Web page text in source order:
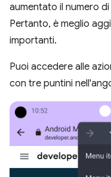
aumentato il numero
Pertanto, è meglio
importanti.
Puoi accedere alle
con tre puntini